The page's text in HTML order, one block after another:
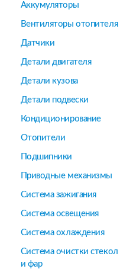
Аккумуляторы
Вентиляторы отопителя
Датчики
Детали двигателя
Детали кузова
Детали подвески
Кондиционирование
Отопители
Подшипники
Приводные механизмы
Система зажигания
Система освещения
Система охлаждения
Система очистки стекол
и фар